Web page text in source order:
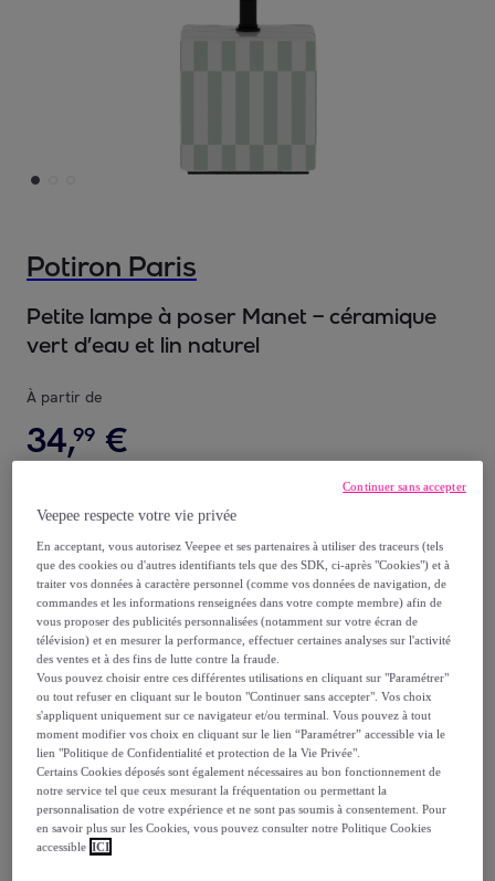
Potiron Paris
Petite lampe à poser Manet – céramique
vert d’eau et lin naturel
À partir de
34,99 €
-72%
dontéco-part.: 0,24 €
Reprise possible de votre ancien produit,
voir les conditions.
Rose Vert d'eau
Veepee respecte votre vie privée
En acceptant, vous autorisez Veepee et ses partenaires à utiliser des traceurs (tels
que des cookies ou d'autres identifiants tels que des SDK, ci-après "Cookies") et à
traiter vos données à caractère personnel (comme vos données de navigation, de
commandes et les informations renseignées dans votre compte membre) afin de
vous proposer des publicités personnalisées (notamment sur votre écran de
télévision) et en mesurer la performance, effectuer certaines analyses sur l'activité
des ventes et à des fins de lutte contre la fraude.
Vous pouvez choisir entre ces différentes utilisations en cliquant sur "Paramétrer"
ou tout refuser en cliquant sur le bouton "Continuer sans accepter". Vos choix
s'appliquent uniquement sur ce navigateur et/ou terminal. Vous pouvez à tout
moment modifier vos choix en cliquant sur le lien “Paramétrer” accessible via le
lien "Politique de Confidentialité et protection de la Vie Privée".
Certains Cookies déposés sont également nécessaires au bon fonctionnement de
notre service tel que ceux mesurant la fréquentation ou permettant la
personnalisation de votre expérience et ne sont pas soumis à consentement. Pour
en savoir plus sur les Cookies, vous pouvez consulter notre Politique Cookies
accessible ICI
Continuer sans accepter